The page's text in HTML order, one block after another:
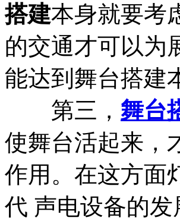
搭建本身就要考
的交通才可以为
能达到舞台搭建
第三， 舞台
使舞台活起来，
作用。在这方面
代 声电设备的